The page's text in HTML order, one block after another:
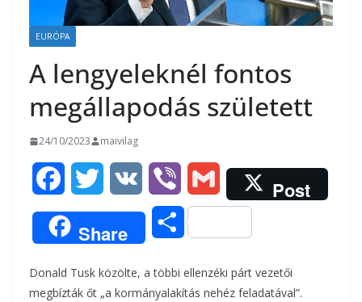
EURÓPA
A lengyeleknél fontos
megállapodás született
24/10/2023 maivilag
a
c
e
w
i
t
K
i
b
e
m
a
i
Post
Share
O
s
Donald Tusk közölte, a többi ellenzéki párt vezetői
megbízták őt „a kormányalakítás nehéz feladatával”.